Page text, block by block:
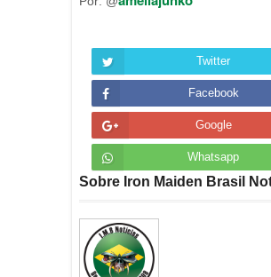
Twitter
Facebook
Google
Whatsapp
Sobre Iron Maiden Brasil